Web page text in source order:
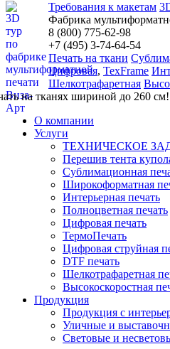
Требования к макетам
Фабрика
8 (800) 775-62-98
+7 (495) 3-74-64-54
Печать на ткани
Цифровая, TexFrame
Шелкотрафаретная
на тканях шириной до 260 см!
О компании
Услуги
ТЕХНИЧЕСКОЕ
Перешив тента
Сублимационная
Широкоформатная
Интерьерная печать
Полноцветная печать
Цифровая печать
ТермоПечать
Цифровая струйная
DTF печать
Шелкотрафаретная
Высокоскоростная
Продукция
Продукция с
Уличные и
Световые и